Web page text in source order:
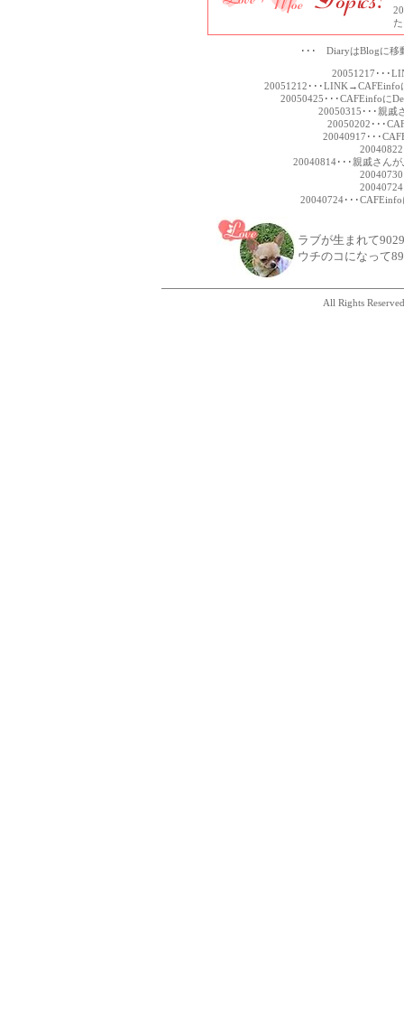
･･･ DiaryはBlogに
20051217･･･
20051212･･･LINK→CAFEinfo
20050425･･･CAFEinfoに
20050315･･･親戚
20050202･･･
20040917･･･
20040814･･･親戚さん
20040724･･･
ラブが生まれて
ウチのコになって
All Rights